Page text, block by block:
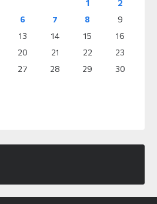
1
2
6 7 8
9
13 14 15
16
20 21 22
23
27 28 29
30